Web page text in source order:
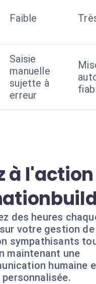
Faible
Saisie
manuelle
sujette à
erreur
à l'action
des heures
votre gestion de
sympathisants
maintenant une
humaine
personnalisée.